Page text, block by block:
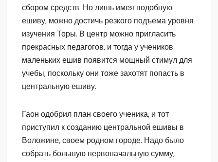
сбором средств. Но лишь имея подобную
ешиву, можно достичь резкого подъема уровня
изучения Торы. В центр можно пригласить
прекрасных педагогов, и тогда у учеников
маленьких ешив появится мощный стимул для
учебы, поскольку они тоже захотят попасть в
центральную ешиву.
Гаон одобрил план своего ученика, и тот
приступил к созданию центральной ешивы в
Воложине, своем родном городе. Надо было
собрать большую первоначальную сумму,